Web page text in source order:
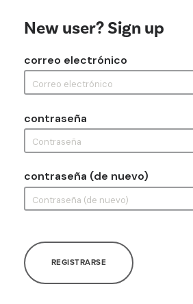
New user? Sign up
correo electrónico
contraseña
contraseña (de nuevo)
REGISTRARSE